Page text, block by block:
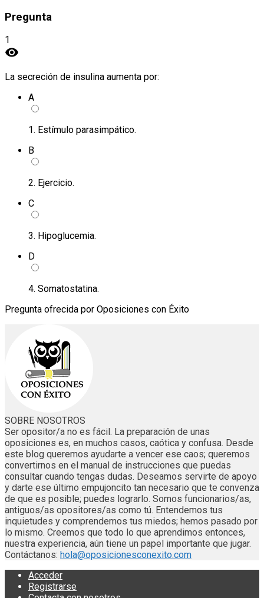
Pregunta
1
visibility
La secreción de insulina aumenta por:
A
1. Estímulo parasimpático.
B
2. Ejercicio.
C
3. Hipoglucemia.
D
4. Somatostatina.
Pregunta ofrecida por Oposiciones con Éxito
SOBRE NOSOTROS
Ser opositor/a no es fácil. La preparación de unas
oposiciones es, en muchos casos, caótica y confusa. Desde
este blog queremos ayudarte a vencer ese caos; queremos
convertirnos en el manual de instrucciones que puedas
consultar cuando tengas dudas. Deseamos servirte de apoyo
y darte ese último empujoncito tan necesario que te convenza
de que es posible; puedes lograrlo. Somos funcionarios/as,
antiguos/as opositores/as como tú. Entendemos tus
inquietudes y comprendemos tus miedos; hemos pasado por
lo mismo. Creemos que todo lo que aprendimos entonces,
nuestra experiencia, aún tiene un papel importante que jugar.
Contáctanos: hola@oposicionesconexito.com
Acceder
Registrarse